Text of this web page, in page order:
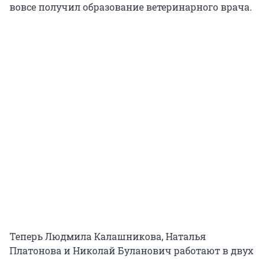
вовсе получил образование ветеринарного врача.
Теперь Людмила Калашникова, Наталья
Платонова и Николай Буланович работают в двух